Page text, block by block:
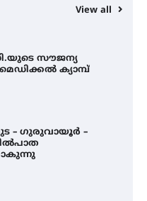
View all
– ഗുരുവായൂർ –
2026’ ഉണർന്നു